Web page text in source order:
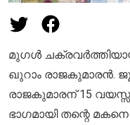
മുഗൾ
ഖുറാം രാജകുമാരൻ.
രാജകുമാരന് 15
ഭാഗമായി തന്റെ